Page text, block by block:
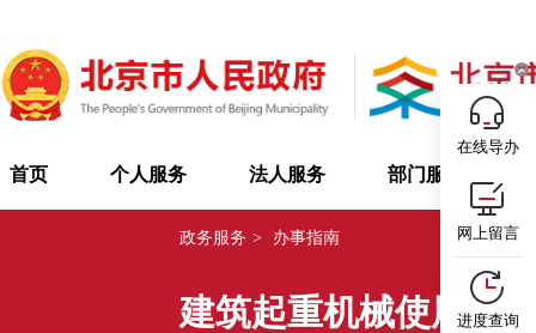
首页 个人服务 法人服务 部门服务
政务服务 > 办事指南
建筑起重机械使用登
在线导办
网上留言
进度查询